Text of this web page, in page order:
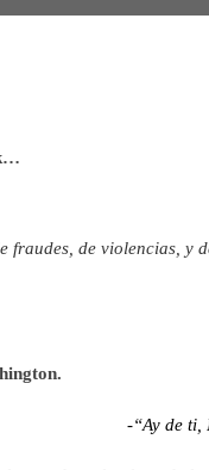
fraudes, de violencias, y
-“Ay de ti,